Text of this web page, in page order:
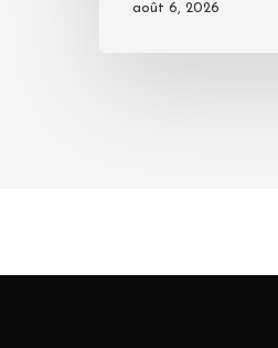
août 6, 2026